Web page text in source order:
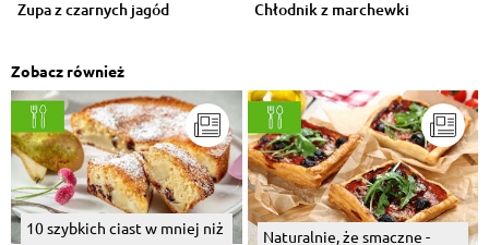
Zupa z czarnych jagód Chłodnik z marchewki
Zobacz również
10 szybkich ciast w mniej niż
Naturalnie, że smaczne -